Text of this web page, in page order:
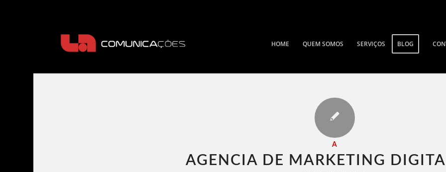
HOME QUEM SOMOS SERVIÇOS BLOG
A
AGENCIA DE MARKETING